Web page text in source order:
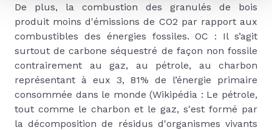
De plus, la combustion des granulés de bois
produit moins d'émissions de CO2 par rapport aux
combustibles des énergies fossiles. OC : Il s’agit
surtout de carbone séquestré de façon non fossile
contrairement au gaz, au pétrole, au charbon
représentant à eux 3, 81% de l’énergie primaire
consommée dans le monde (Wikipédia : Le pétrole,
tout comme le charbon et le gaz, s'est formé par
la décomposition de résidus d'organismes vivants